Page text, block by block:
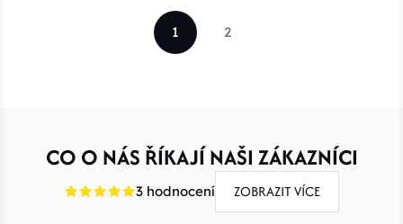
1 2
CO O NÁS ŘÍKAJÍ NAŠI ZÁKAZNÍCI
3 hodnocení ZOBRAZIT VÍCE